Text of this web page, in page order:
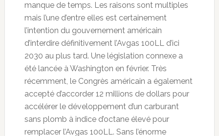
manque de temps. Les raisons sont multiples
mais l’une d’entre elles est certainement
l’intention du gouvernement américain
d’interdire définitivement l’Avgas 100LL d’ici
2030 au plus tard. Une législation connexe a
été lancée à Washington en février. Très
récemment, le Congrès américain a également
accepté d’accorder 12 millions de dollars pour
accélérer le développement d’un carburant
sans plomb à indice d’octane élevé pour
remplacer l’Avgas 100LL. Sans l’énorme